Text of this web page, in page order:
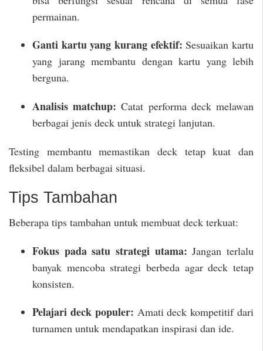
permainan.
Ganti kartu yang kurang efektif: Sesuaikan kartu
yang jarang membantu dengan kartu yang lebih
berguna.
Analisis matchup: Catat performa deck melawan
berbagai jenis deck untuk strategi lanjutan.
Testing membantu memastikan deck tetap kuat dan
fleksibel dalam berbagai situasi.
Tips Tambahan
Beberapa tips tambahan untuk membuat deck terkuat:
Fokus pada satu strategi utama: Jangan terlalu
banyak mencoba strategi berbeda agar deck tetap
konsisten.
Pelajari deck populer: Amati deck kompetitif dari
turnamen untuk mendapatkan inspirasi dan ide.